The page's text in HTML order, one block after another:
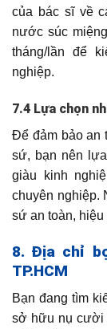
của bác sĩ về
nước súc
tháng/lần để
nghiệp.
7.4 Lựa chọn
Để đảm bảo an
sứ, bạn nên
giàu kinh
chuyên nghiệp.
sứ an toàn, hiệu
8. Địa chỉ
TP.HCM
Bạn đang tìm
sở hữu nụ cười